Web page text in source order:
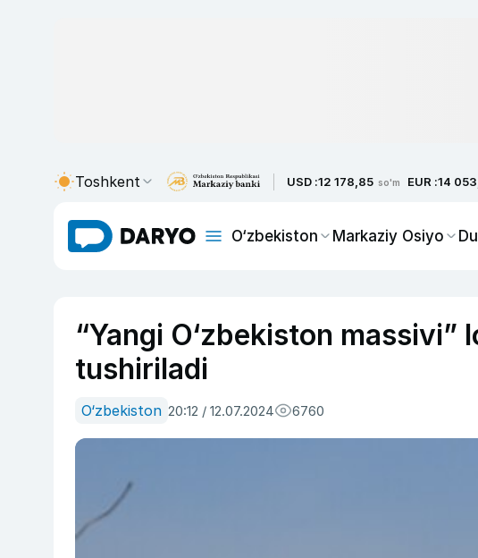
Toshkent USD :12 178,85 so'm EUR :14
O‘zbekiston Markaziy Osiyo
“Yangi O‘zbekiston massivi”
tushiriladi
O‘zbekiston 20:12 / 12.07.2024 6760